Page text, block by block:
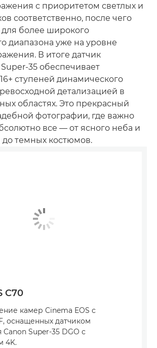
с приоритетом светлых и
соответственно, после чего
более широкого
диапазона уже на уровне
В итоге датчик
35 обеспечивает
ступеней динамического
детализацией в
областях. Это прекрасный
фотографии, где важно
все — от ясного неба и
до темных костюмов.
C70
камер Cinema EOS с
оснащенных датчиком
Super-35 DGO с
4K.